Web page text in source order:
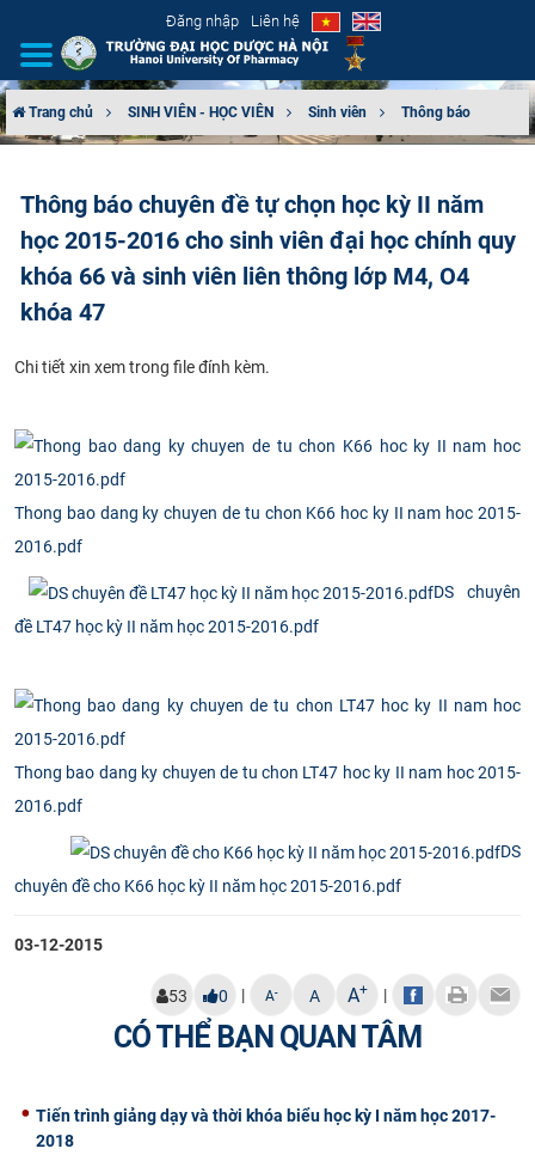
Đăng nhập Liên hệ
CƠ CẤU TỔ CHỨC
TUYỂN SINH
KHOA HỌC CÔNG NGHỆ
HTQT
Trang chủ SINH VIÊN - HỌC VIÊN Sinh viên Thông báo
Thông báo chuyên đề tự chọn học kỳ II năm
học 2015-2016 cho sinh viên đại học chính quy
khóa 66 và sinh viên liên thông lớp M4, O4
khóa 47
Chi tiết xin xem trong file đính kèm.
Thong bao dang ky chuyen de tu chon K66 hoc ky II nam hoc 2015-
2016.pdf
DS chuyên
đề LT47 học kỳ II năm học 2015-2016.pdf
Thong bao dang ky chuyen de tu chon LT47 hoc ky II nam hoc 2015-
2016.pdf
DS
chuyên đề cho K66 học kỳ II năm học 2015-2016.pdf
03-12-2015
53 0 | A- A A+ |
CÓ THỂ BẠN QUAN TÂM
Tiến trình giảng dạy và thời khóa biểu học kỳ I năm học 2017-
2018